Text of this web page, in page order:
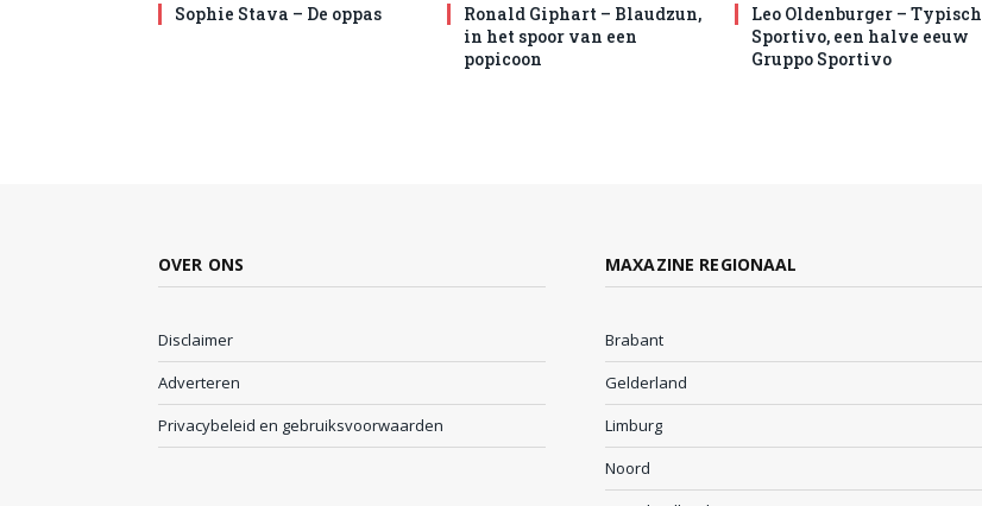
Sophie Stava – De oppas
Ronald Giphart – Blaudzun,
in het spoor van een
popicoon
Leo Oldenburger – Typisch
Sportivo, een halve eeuw
Gruppo Sportivo
OVER ONS
Disclaimer
Adverteren
Privacybeleid en gebruiksvoorwaarden
MAXAZINE REGIONAAL
Brabant
Gelderland
Limburg
Noord